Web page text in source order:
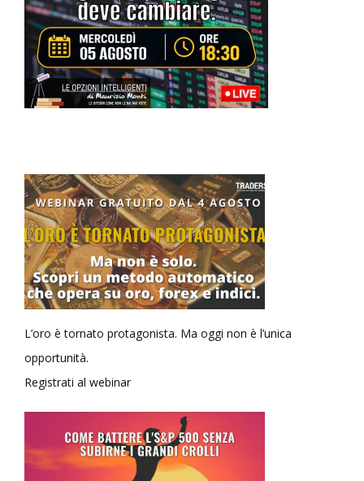
L’oro è tornato protagonista. Ma oggi non è l’unica
opportunità.
Registrati al webinar